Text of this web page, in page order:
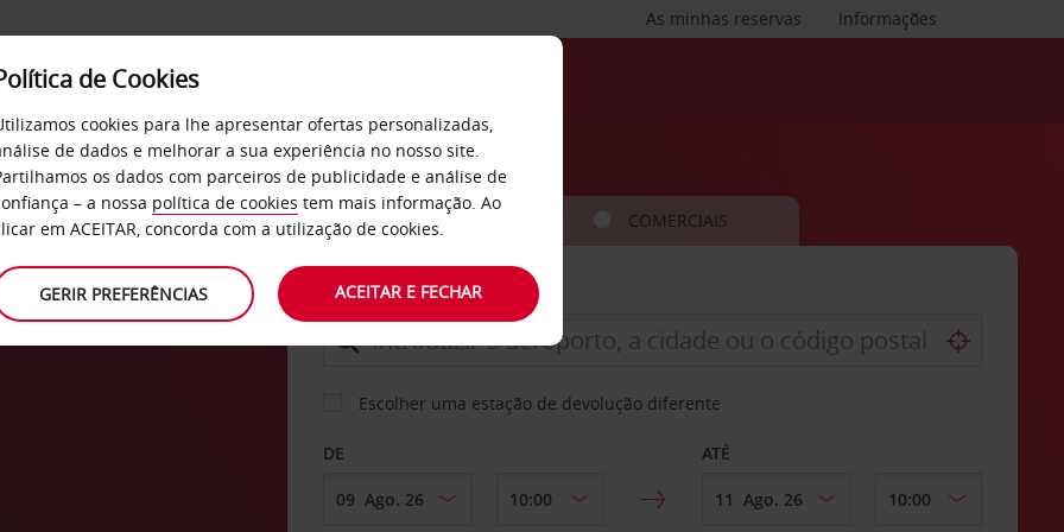
Informações
As minhas reservas
SERVIÇOS EMPRESAS
a
CARRO COMERCIAIS
LEVANTAR EM
Escolher uma estação de devolução diferente
DE ATÉ
de Cookies
cookies para lhe apresentar ofertas personalizadas,
de dados e melhorar a sua experiência no nosso site.
os dados com parceiros de publicidade e análise de
– a nossa política de cookies tem mais informação. Ao
em ACEITAR, concorda com a utilização de cookies.
GERIR PREFERÊNCIAS ACEITAR E FECHAR